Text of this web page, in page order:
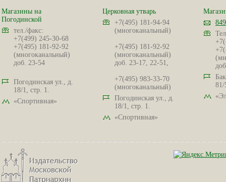
Магазины на
Погодинской
тел./факс:
+7(499) 245-30-68
+7(495) 181-92-92
(многоканальный)
доб. 23-54
Погодинская ул., д.
18/1, стр. 1.
«Спортивная»
Церковная утварь
+7(495) 181-94-94
(многоканальный)
+7(495) 181-92-92
(многоканальный)
доб. 23-17, 22-51,
+7(495) 983-33-70
(многоканальный)
Погодинская ул., д.
18/1, стр. 1.
«Спортивная»
81/